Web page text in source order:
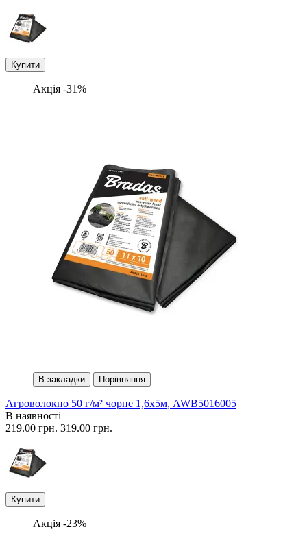
Купити
Акція -31%
В закладки Порівняння
Агроволокно 50 г/м² чорне 1,6х5м, AWB5016005
В наявності
219.00 грн. 319.00 грн.
Купити
Акція -23%